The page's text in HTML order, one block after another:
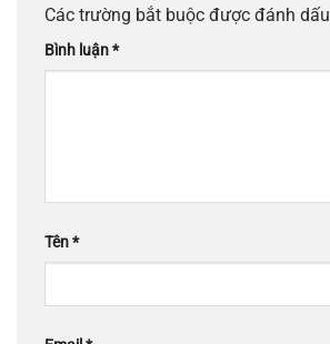
Các trường bắt buộc được đánh dấu
Bình luận*
Tên*